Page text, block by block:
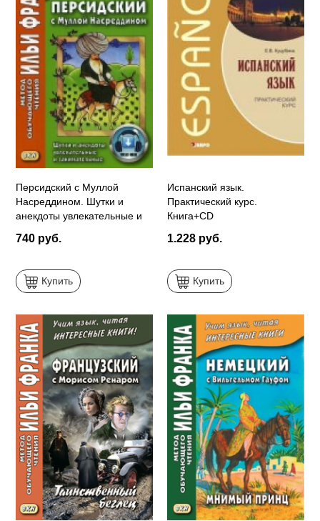
Персидский с Муллой
Насреддином. Шутки и
анекдоты увлекательные и
740 руб.
Купить
Испанский язык.
Практический курс.
Книга+CD
1.228 руб.
Купить